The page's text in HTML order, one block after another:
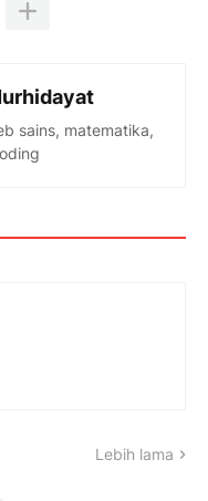
sains, matematika,
Lebih lama